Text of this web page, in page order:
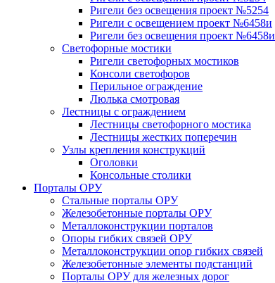
Ригели без освещения проект №5254
Ригели с освещением проект №6458и
Ригели без освещения проект №6458и
Светофорные мостики
Ригели светофорных мостиков
Консоли светофоров
Перильное ограждение
Люлька смотровая
Лестницы с ограждением
Лестницы светофорного мостика
Лестницы жестких поперечин
Узлы крепления конструкций
Оголовки
Консольные столики
Порталы ОРУ
Стальные порталы ОРУ
Железобетонные порталы ОРУ
Металлоконструкции порталов
Опоры гибких связей ОРУ
Металлоконструкции опор гибких связей
Железобетонные элементы подстанций
Порталы ОРУ для железных дорог